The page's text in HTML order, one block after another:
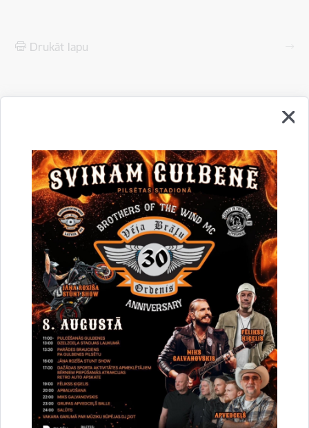
Drukāt lapu
Vai šī informācija bija noderīga?
Sniegt atsauksmi
Esi pirmais, kurš uzzina!